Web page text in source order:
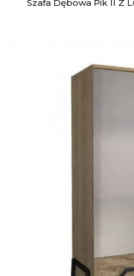
Szafa Dębowa Pik II Z